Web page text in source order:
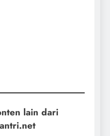
lain dari